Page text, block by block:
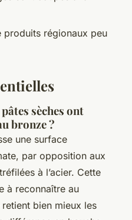
produits régionaux peu
sèches ont
bronze ?
une surface
par opposition aux
à l’acier. Cette
à reconnaître au
bien mieux les